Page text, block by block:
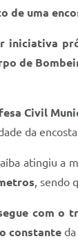
de uma
iniciativa
de
Civil
da
atingiu a
, sendo
com o
constante